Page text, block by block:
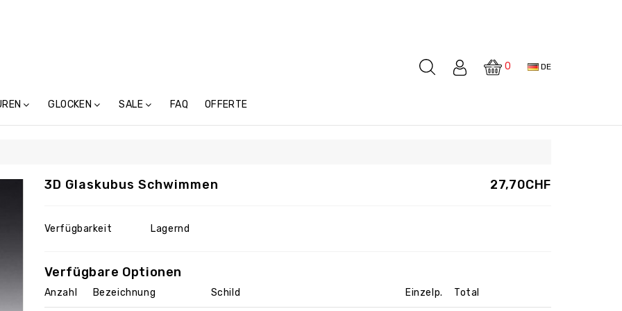
0 DE
GLOCKEN SALE FAQ OFFERTE
27,70CHF
3D Glaskubus Schwimmen
Verfügbarkeit Lagernd
Verfügbare Optionen
Anzahl Bezeichnung Schild Einzelp. Total